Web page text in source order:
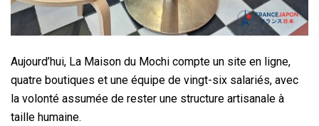
Aujourd’hui, La Maison du Mochi compte un site en ligne,
quatre boutiques et une équipe de vingt-six salariés, avec
la volonté assumée de rester une structure artisanale à
taille humaine.